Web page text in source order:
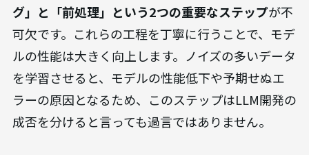
グ」と「前処理」という2つの重要なステップが不
可欠です。これらの工程を丁寧に行うことで、モデ
ルの性能は大きく向上します。ノイズの多いデータ
を学習させると、モデルの性能低下や予期せぬエ
ラーの原因となるため、このステップはLLM開発の
成否を分けると言っても過言ではありません。